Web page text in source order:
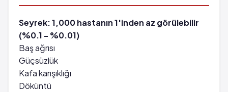
Seyrek: 1,000 hastanın 1'inden az görülebilir
(%0.1 - %0.01)
Baş ağrısı
Güçsüzlük
Kafa karışıklığı
Döküntü